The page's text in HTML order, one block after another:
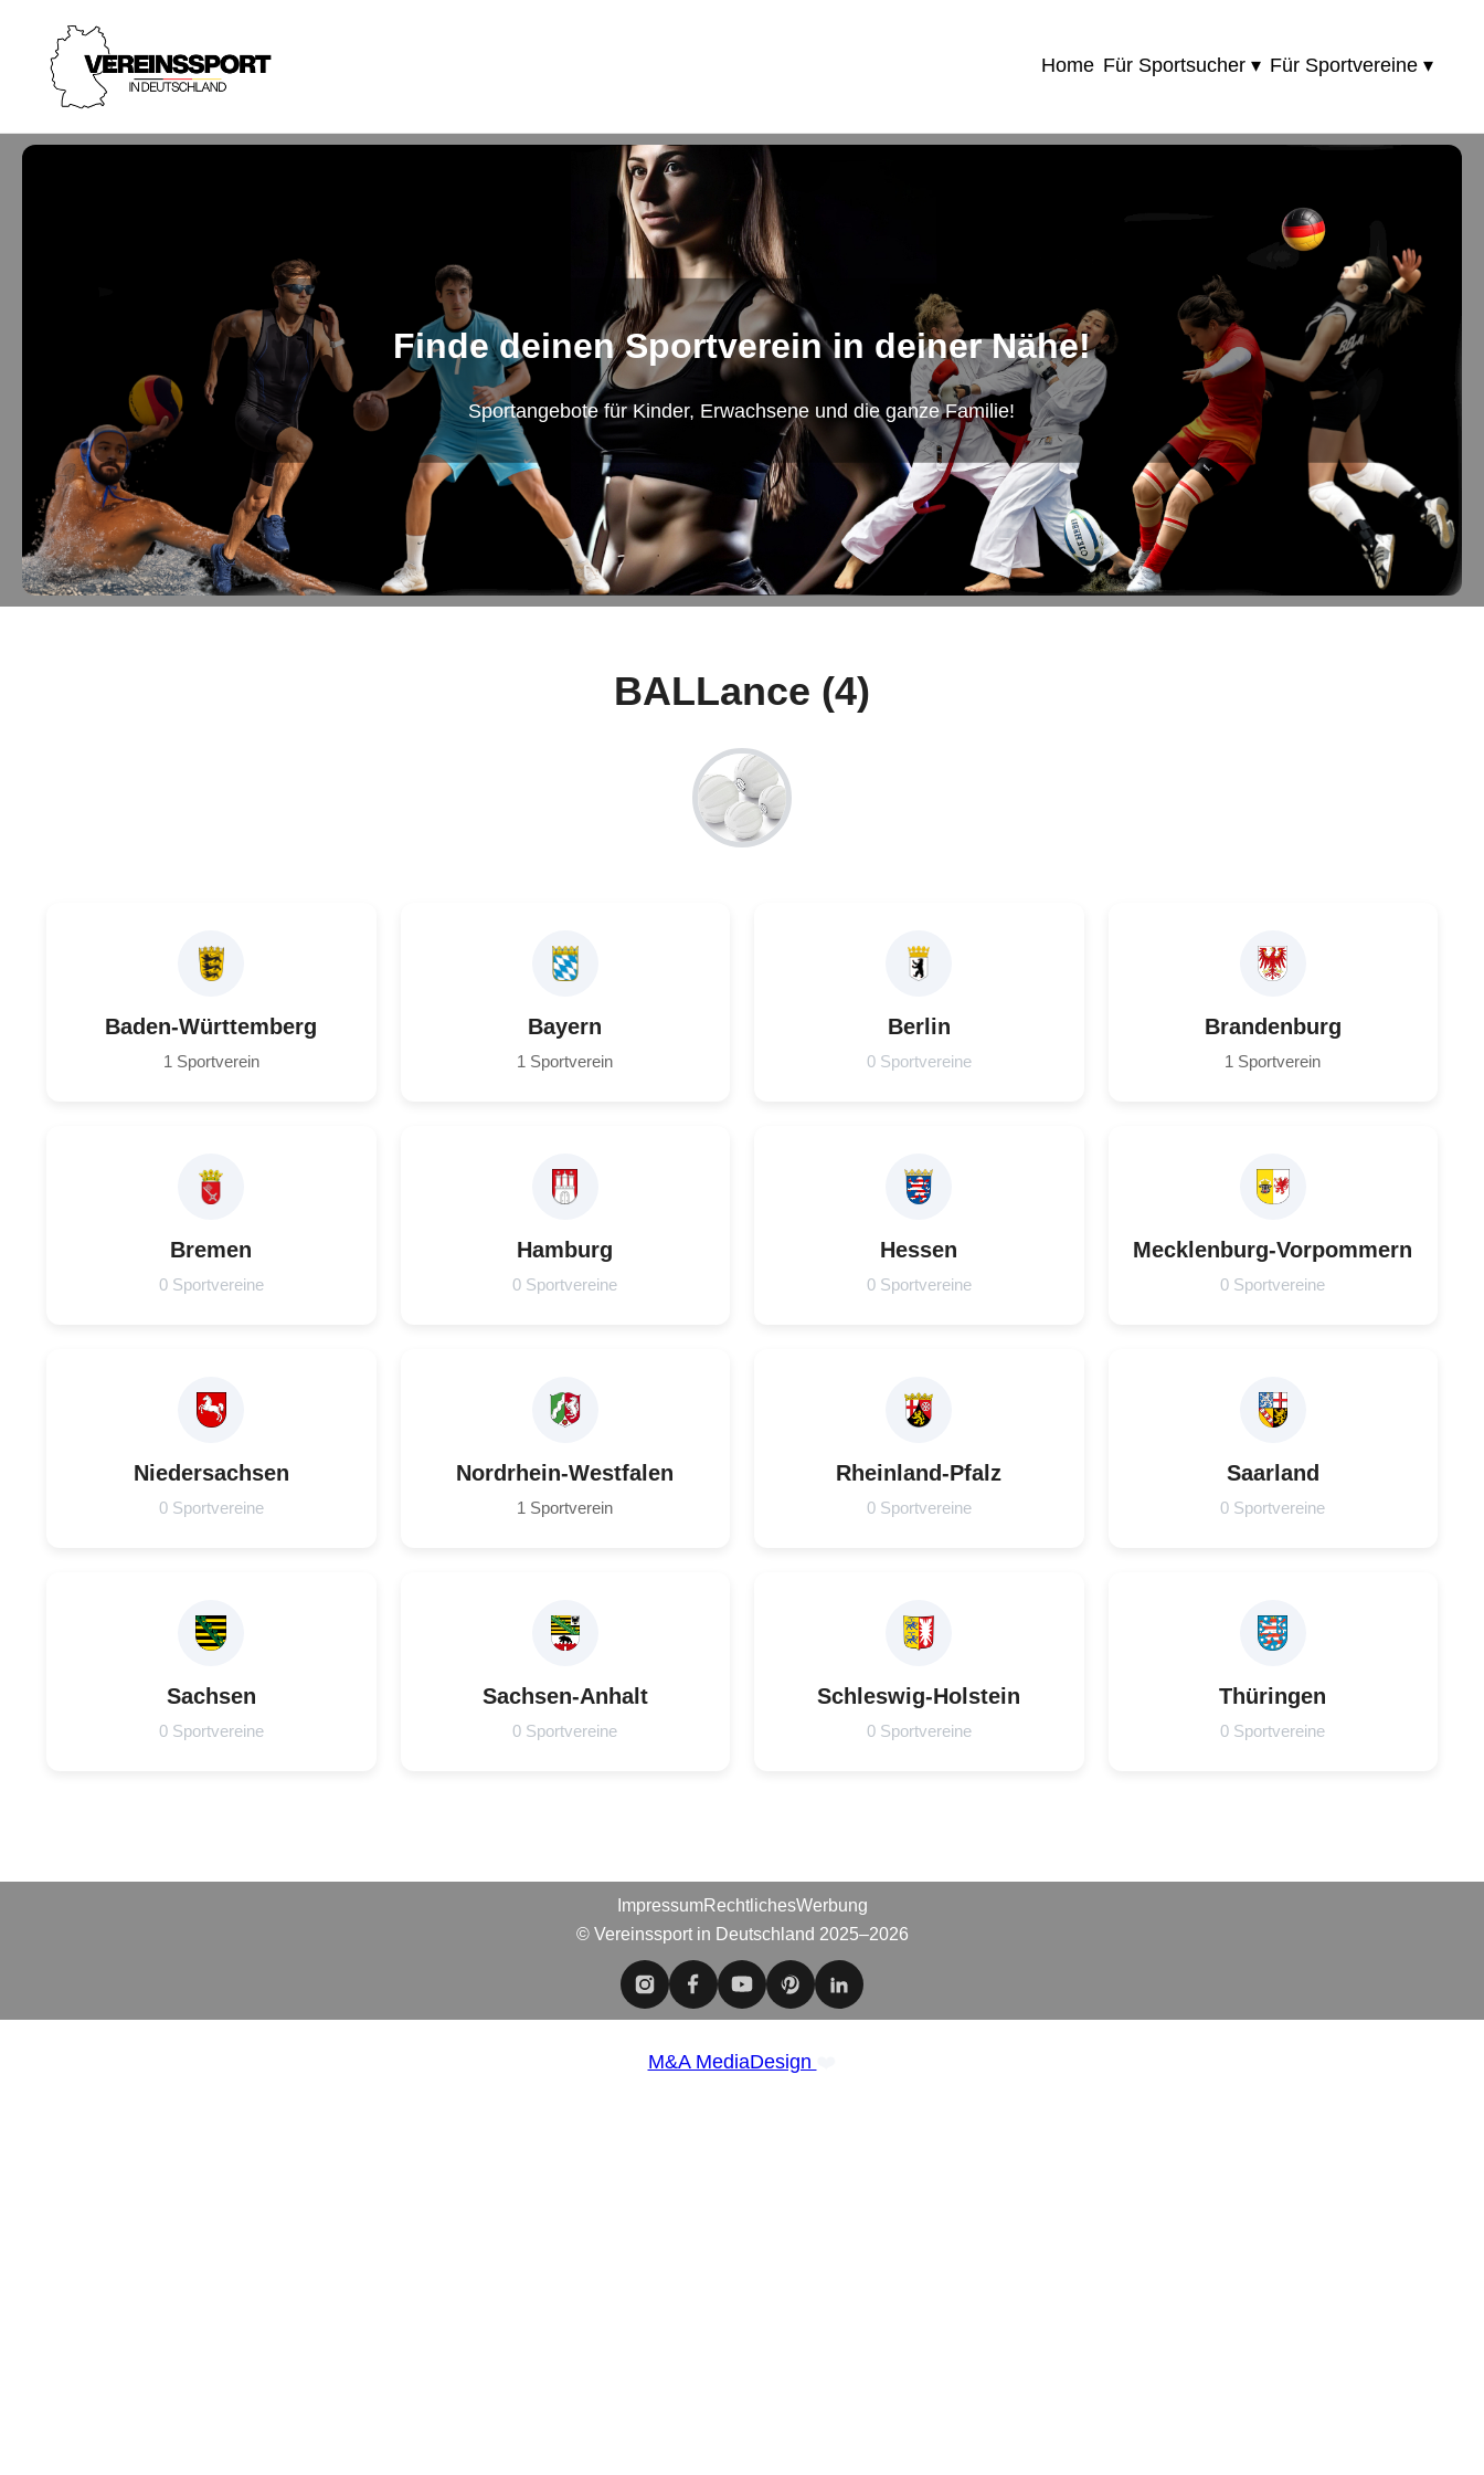
Home Für Sportsucher ▾ Für Sportvereine ▾
Finde deinen Sportverein in deiner Nähe!
Sportangebote für Kinder, Erwachsene und die ganze Familie!
BALLance (4)
Baden-Württemberg
1 Sportverein
Bayern
1 Sportverein
Berlin
0 Sportvereine
Brandenburg
1 Sportverein
Bremen
0 Sportvereine
Hamburg
0 Sportvereine
Hessen
0 Sportvereine
Mecklenburg-Vorpommern
0 Sportvereine
Niedersachsen
0 Sportvereine
Nordrhein-Westfalen
1 Sportverein
Rheinland-Pfalz
0 Sportvereine
Saarland
0 Sportvereine
Sachsen
0 Sportvereine
Sachsen-Anhalt
0 Sportvereine
Schleswig-Holstein
0 Sportvereine
Thüringen
0 Sportvereine
ImpressumRechtlichesWerbung
© Vereinssport in Deutschland 2025–2026
M&A MediaDesign